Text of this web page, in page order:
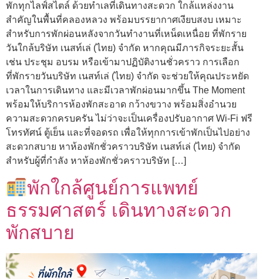
พักทุกไลฟ์สไตล์ ด้วยทำเลที่เดินทางสะดวก ใกล้แหล่งงาน
สำคัญในพื้นที่คลองหลวง พร้อมบรรยากาศเงียบสงบ เหมาะ
สำหรับการพักผ่อนหลังจากวันทำงานที่เหน็ดเหนื่อย ที่พักราย
วันใกล้บริษัท เนสท์เล่ (ไทย) จำกัด หากคุณมีภารกิจระยะสั้น
เช่น ประชุม อบรม หรือเข้ามาปฏิบัติงานชั่วคราว การเลือก
ที่พักรายวันบริษัท เนสท์เล่ (ไทย) จำกัด จะช่วยให้คุณประหยัด
เวลาในการเดินทาง และมีเวลาพักผ่อนมากขึ้น The Moment
พร้อมให้บริการห้องพักสะอาด กว้างขวาง พร้อมสิ่งอำนวย
ความสะดวกครบครัน ไม่ว่าจะเป็นเครื่องปรับอากาศ Wi-Fi ฟรี
โทรทัศน์ ตู้เย็น และที่จอดรถ เพื่อให้ทุกการเข้าพักเป็นไปอย่าง
สะดวกสบาย หาห้องพักชั่วคราวบริษัท เนสท์เล่ (ไทย) จำกัด
สำหรับผู้ที่กำลัง หาห้องพักชั่วคราวบริษัท […]
พักใกล้ศูนย์การแพทย์
ธรรมศาสตร์ เดินทางสะดวก
พักสบาย